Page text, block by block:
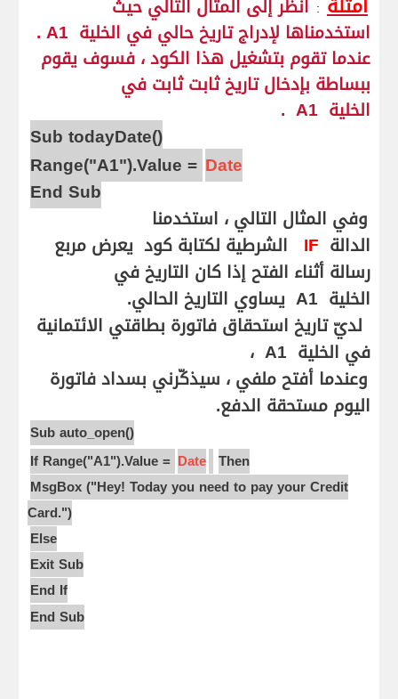
: انظر إلى المثال التالي حيث
استخدمناها لإدراج تاريخ حالي في الخلية A1
.
عندما تقوم بتشغيل هذا الكود ، فسوف يقوم
ببساطة بإدخال تاريخ ثابت ثابت في
الخلية A1
.
Sub todayDate()
Range("A1").Value = Date
End Sub
وفي المثال التالي ، استخدمنا
الدالة IF الشرطية لكتابة كود يعرض مربع
رسالة أثناء الفتح إذا كان التاريخ في
الخلية A1 يساوي التاريخ الحالي.
لديّ تاريخ استحقاق فاتورة بطاقتي الائتمانية
في الخلية A1 ،
وعندما أفتح ملفي ، سيذكّرني بسداد فاتورة
اليوم مستحقة الدفع.
Sub auto_open()
If Range("A1").Value = Date Then
MsgBox ("Hey! Today you need to pay your Credit
Card.")
Else
Exit Sub
End If
End Sub